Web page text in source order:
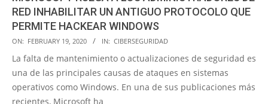
RED INHABILITAR UN ANTIGUO PROTOCOLO QUE
PERMITE HACKEAR WINDOWS
2020-
02-
19
ON: FEBRUARY 19, 2020 IN: CIBERSEGURIDAD
La falta de mantenimiento o actualizaciones de seguridad es
una de las principales causas de ataques en sistemas
operativos como Windows. En una de sus publicaciones más
recientes, Microsoft ha